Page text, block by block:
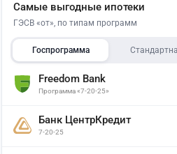
Самые выгодные ипотеки
ГЭСВ «от», по типам программ
Госпрограмма
Freedom Bank
Программа «7-20-25»
Банк ЦентрКредит
7-20-25